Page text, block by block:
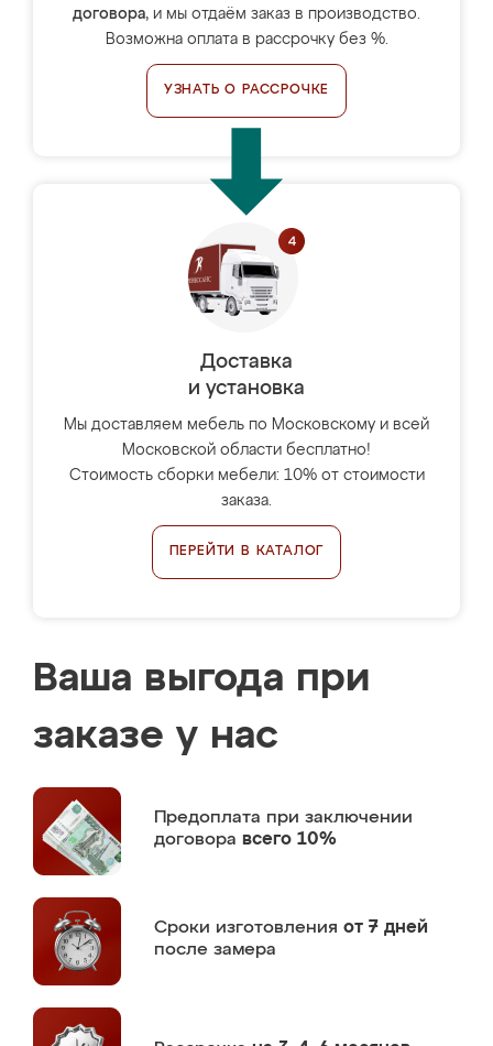
договора, и мы отдаём заказ в производство.
Возможна оплата в рассрочку без %.
УЗНАТЬ О РАССРОЧКЕ
Доставка
и установка
Мы доставляем мебель по Московскому и всей
Московской области бесплатно!
Стоимость сборки мебели: 10% от стоимости
заказа.
ПЕРЕЙТИ В КАТАЛОГ
Ваша выгода при
заказе у нас
Предоплата при заключении
договора всего 10%
Сроки изготовления от 7 дней
после замера